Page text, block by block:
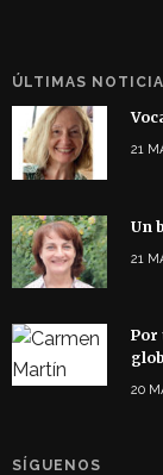
ÚLTIMAS
21
Un
21
Por
20
SÍGUENOS